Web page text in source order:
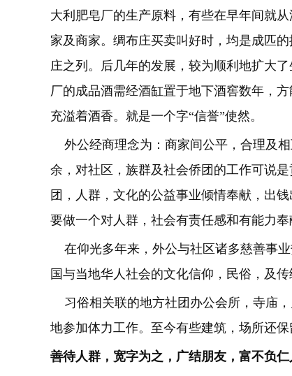
大利肥皂厂的生产原料，有些在早年间就
家及商家。绸布庄买卖叫好时，均是成匹
庄之列。后几年的发展，较为顺利地扩大
厂的成品酒需经酒缸置于地下酒窖数年，
充溢着酒香。就是一个字“信誉”使然。
外公经商理念为：商家间公平，合理及
余，对社区，族群及社会侨团的工作可说
团，人群，文化的公益事业倾情奉献，出
要做一个对人群，社会有责
在仰光多年来，外公与社区诸多慈善事
国与当地华人社会的文化信仰，民俗，及
习俗相关联的地方社团办公会所，寺庙
地参加体力工作。至今有些建筑，场所还
善待人群，宽字为之，广结朋友，富不负仁